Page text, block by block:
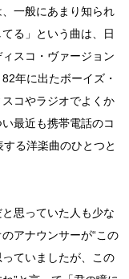
一般にあまり知られ
る」という曲は、日
スコ・ヴァージョン
年に出たボーイズ・
コやラジオでよくか
最近も携帯電話のコ
る洋楽曲のひとつと
思っていた人も少な
アナウンサーが“この
ていましたが、この